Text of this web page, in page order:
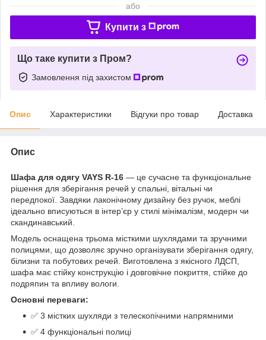
або
Купити з
Що таке купити з Пром?
Замовлення під захистом
Опис Характеристики Відгуки про товар Доставка
Опис
Шафа для одягу VAYS R-16 — це сучасне та функціональне
рішення для зберігання речей у спальні, вітальні чи
передпокої. Завдяки лаконічному дизайну без ручок, меблі
ідеально вписуються в інтер’єр у стилі мінімалізм, модерн чи
скандинавський.
Модель оснащена трьома місткими шухлядами та зручними
полицями, що дозволяє зручно організувати зберігання одягу,
білизни та побутових речей. Виготовлена з якісного ЛДСП,
шафа має стійку конструкцію і довговічне покриття, стійке до
подряпин та впливу вологи.
Основні переваги:
✅ 3 містких шухляди з телескопічними напрямними
✅ 4 функціональні полиці